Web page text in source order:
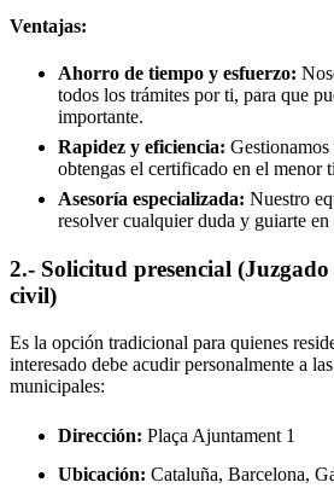
Ventajas:
Ahorro de tiempo y esfuerzo:
todos los trámites por ti, para que
importante.
Rapidez y eficiencia:
obtengas el certificado en el menor
Asesoría especializada: Nuestro
resolver cualquier duda y guiarte en
2.- Solicitud presencial
civil)
Es la opción tradicional para quienes
interesado debe acudir personalmente a
municipales:
Dirección: Plaça Ajuntament 1
Ubicación: Cataluña, Barcelona,